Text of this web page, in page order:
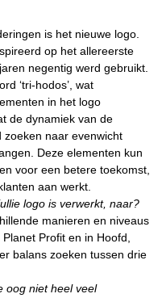
is het nieuwe logo.
op het allereerste
negentig werd gebruikt.
‘tri-hodos’, wat
in het logo
de dynamiek van de
naar evenwicht
Deze elementen kun
voor een betere toekomst,
aan werkt.
logo is verwerkt, naar?
manieren en niveaus
Profit en in Hoofd,
balans zoeken tussen drie
oog niet heel veel